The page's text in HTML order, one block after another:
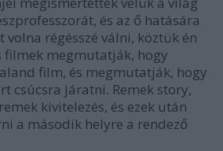
és az ő hatására
volna régésszé válni, köztük én
filmek megmutatják, hogy
film, és megmutatják, hogy
csúcsra járatni. Remek story,
kivitelezés, és ezek után
a második helyre a rendező